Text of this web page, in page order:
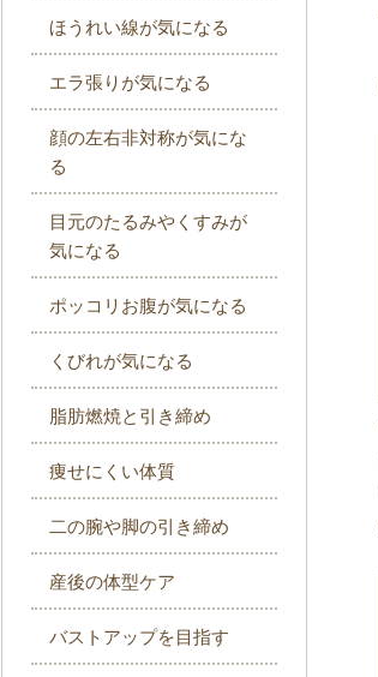
ほうれい線が気になる
エラ張りが気になる
顔の左右非対称が気にな
る
目元のたるみやくすみが
気になる
ポッコリお腹が気になる
くびれが気になる
脂肪燃焼と引き締め
痩せにくい体質
二の腕や脚の引き締め
産後の体型ケア
バストアップを目指す